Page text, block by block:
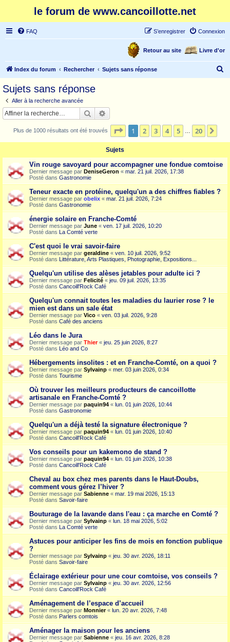
le forum de www.cancoillotte.net
FAQ Connexion
S’enregistrer
Livre d'or
Retour au site
Index du forum Rechercher Sujets sans réponse
c
Sujets sans réponse
Aller à la recherche avancée
Rechercher
Plus de 1000 résultats ont été trouvés Page 1sur20
1 2 3 4 5 20
Sujets
Vin rouge savoyard pour accompagner une fondue comtoise
Dernier message par DeniseGeron « mar. 21 juil. 2026, 17:38
Posté dans Gastronomie
Teneur exacte en protéine, quelqu'un a des chiffres fiables ?
Dernier message par obelix « mar. 21 juil. 2026, 7:24
Posté dans Gastronomie
énergie solaire en Franche-Comté
Dernier message par June « ven. 17 juil. 2026, 10:20
Posté dans La Comté verte
C'est quoi le vrai savoir-faire
Dernier message par geraldine « ven. 10 juil. 2026, 9:52
Posté dans Littérature, Arts Plastiques, Photographie, Expositions...
Quelqu'un utilise des alèses jetables pour adulte ici ?
Dernier message par Felicité « jeu. 09 juil. 2026, 13:35
Posté dans Cancoill'Rock Café
Quelqu'un connait toutes les maladies du laurier rose ? le
mien est dans un sale état
Dernier message par Vico « ven. 03 juil. 2026, 9:28
Posté dans Café des anciens
Léo dans le Jura
Dernier message par Thier« jeu. 25 juin 2026, 8:27
Posté dans Léo and Co
Hébergements insolites : et en Franche-Comté, on a quoi ?
Dernier message par Sylvainp « mer. 03 juin 2026, 0:34
Posté dans Tourisme
Où trouver les meilleurs producteurs de cancoillotte
artisanale en Franche-Comté ?
Dernier message par paquin94 « lun. 01 juin 2026, 10:44
Posté dans Gastronomie
Quelqu'un a déjà testé la signature électronique ?
Dernier message par paquin94 « lun. 01 juin 2026, 10:40
Posté dans Cancoill'Rock Café
Vos conseils pour un kakemono de stand ?
Dernier message par paquin94 « lun. 01 juin 2026, 10:38
Posté dans Cancoill'Rock Café
Cheval au box chez mes parents dans le Haut-Doubs,
comment vous gérez l’hiver ?
Dernier message par Sabienne « mar. 19 mai 2026, 15:13
Posté dans Savoir-faire
Bouturage de la lavande dans l'eau : ça marche en Comté ?
Dernier message par Sylvainp « lun. 18 mai 2026, 5:02
Posté dans La Comté verte
Astuces pour anticiper les fins de mois en fonction publique
?
Dernier message par Sylvainp « jeu. 30 avr. 2026, 18:11
Posté dans Savoir-faire
Éclairage extérieur pour une cour comtoise, vos conseils ?
Dernier message par Sylvainp « jeu. 30 avr. 2026, 12:56
Posté dans Cancoill'Rock Café
Aménagement de l’espace d’accueil
Dernier message par Monnier« lun. 20 avr. 2026, 7:48
Posté dans Parlers comtois
Aménager la maison pour les anciens
Dernier message par Sabienne « jeu. 16 avr. 2026, 8:28